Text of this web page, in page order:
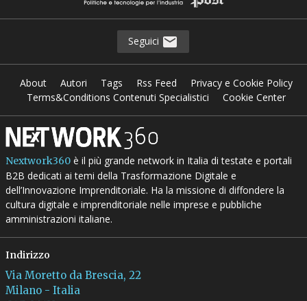
Seguici
About Autori Tags Rss Feed
Privacy e Cookie Policy
Terms&Conditions Contenuti Specialistici
Cookie Center
Nextwork360è il più grande network in Italia di testate e portali
B2B dedicati ai temi della Trasformazione Digitale e
dell’Innovazione Imprenditoriale. Ha la missione di diffondere la
cultura digitale e imprenditoriale nelle imprese e pubbliche
amministrazioni italiane.
Indirizzo
Via Moretto da Brescia, 22
Milano - Italia